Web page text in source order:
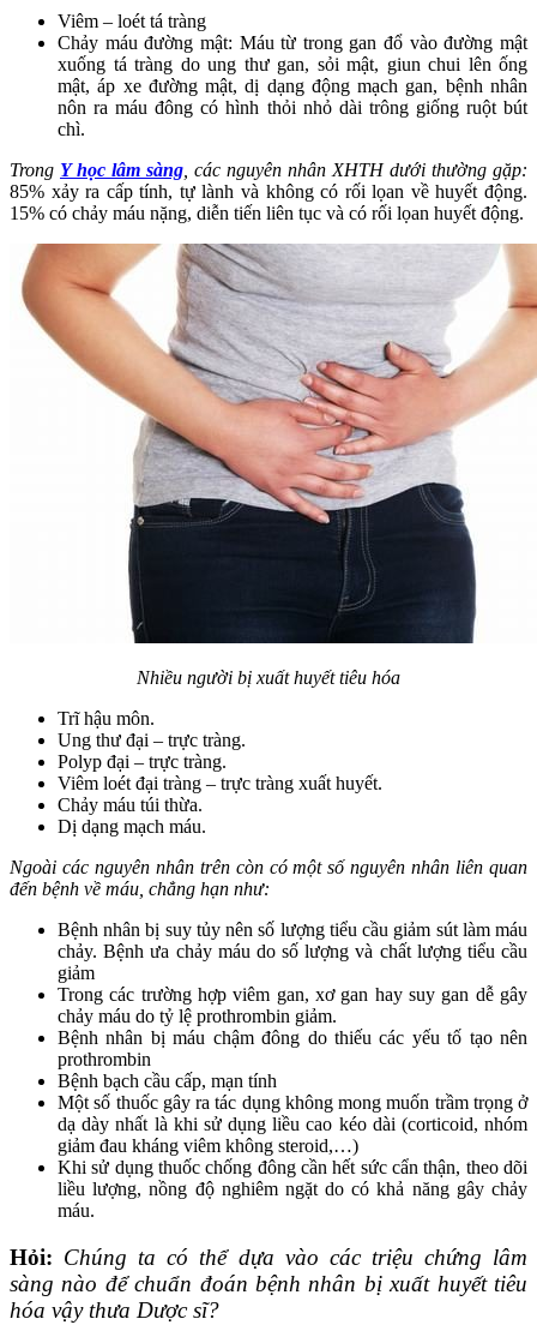
Viêm – loét tá tràng
Chảy máu đường mật: Máu từ trong gan đổ vào đường mật
xuống tá tràng do ung thư gan, sỏi mật, giun chui lên ống
mật, áp xe đường mật, dị dạng động mạch gan, bệnh nhân
nôn ra máu đông có hình thỏi nhỏ dài trông giống ruột bút
chì.
Trong Y học lâm sàng , các nguyên nhân XHTH dưới thường gặp:
85% xảy ra cấp tính, tự lành và không có rối lọan về huyết động.
15% có chảy máu nặng, diễn tiến liên tục và có rối lọan huyết động.
Nhiều người bị xuất huyết tiêu hóa
Trĩ hậu môn.
Ung thư đại – trực tràng.
Polyp đại – trực tràng.
Viêm loét đại tràng – trực tràng xuất huyết.
Chảy máu túi thừa.
Dị dạng mạch máu.
Ngoài các nguyên nhân trên còn có một số nguyên nhân liên quan
đến bệnh về máu, chẳng hạn như:
Bệnh nhân bị suy tủy nên số lượng tiểu cầu giảm sút làm máu
chảy. Bệnh ưa chảy máu do số lượng và chất lượng tiểu cầu
giảm
Trong các trường hợp viêm gan, xơ gan hay suy gan dễ gây
chảy máu do tỷ lệ prothrombin giảm.
Bệnh nhân bị máu chậm đông do thiếu các yếu tố tạo nên
prothrombin
Bệnh bạch cầu cấp, mạn tính
Một số thuốc gây ra tác dụng không mong muốn trầm trọng ở
dạ dày nhất là khi sử dụng liều cao kéo dài (corticoid, nhóm
giảm đau kháng viêm không steroid,…)
Khi sử dụng thuốc chống đông cần hết sức cẩn thận, theo dõi
liều lượng, nồng độ nghiêm ngặt do có khả năng gây chảy
máu.
Hỏi: Chúng ta có thể dựa vào các triệu chứng lâm
sàng nào để chuẩn đoán bệnh nhân bị xuất huyết tiêu
hóa vậy thưa Dược sĩ?